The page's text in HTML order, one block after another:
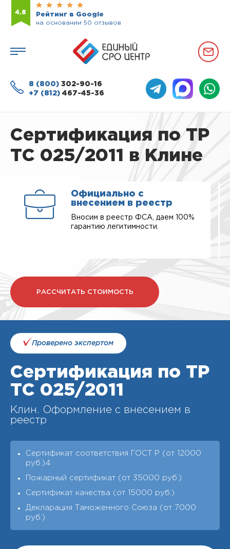
4.8
Рейтинг в Google
на основании 50 отзывов
8 (800) 302-90-16
+7 (812) 467-45-36
Сертификация по ТР
ТС 025/2011 в Клине
Официально с
внесением в реестр
Вносим в реестр ФСА, даем 100%
гарантию легитимности.
РАССЧИТАТЬ СТОИМОСТЬ
Проверено экспертом
Сертификация по ТР
ТС 025/2011
Клин. Оформление с внесением в
реестр
Сертификат соответствия ГОСТ Р (от 12000
руб.)4
Пожарный сертификат (от 35000 руб.)
Сертификат качества (от 15000 руб.)
Декларация Таможенного Союза (от 7000
руб.)